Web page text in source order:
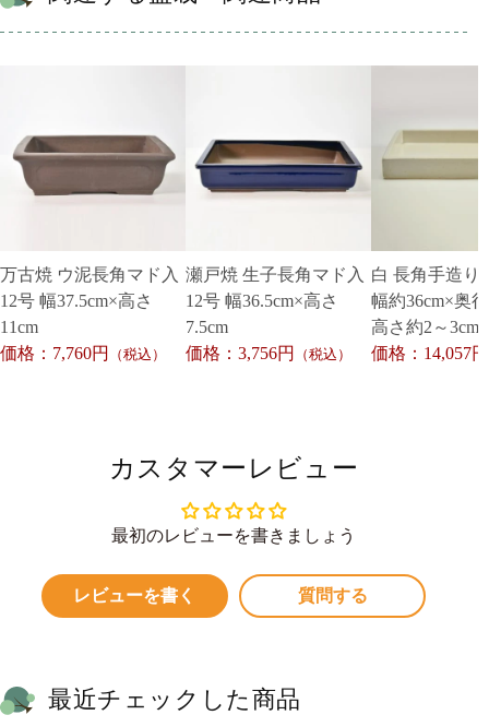
万古焼 ウ泥長角マド入
12号 幅37.5cm×高さ
11cm
価格：7,760円
（税込）
瀬戸焼 生子長角マド入
12号 幅36.5cm×高さ
7.5cm
価格：3,756円
（税込）
白 長角手造り
幅約36cm×奥
高さ約2～3cm
価格：14,057円
カスタマーレビュー
最初のレビューを書きましょう
レビューを書く 質問する
最近チェックした商品